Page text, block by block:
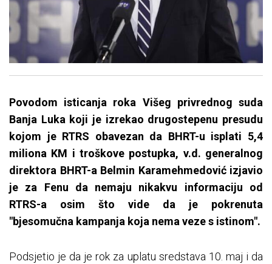
Povodom isticanja roka Višeg privrednog suda
Banja Luka koji je izrekao drugostepenu presudu
kojom je RTRS obavezan da BHRT-u isplati 5,4
miliona KM i troškove postupka, v.d. generalnog
direktora BHRT-a Belmin Karamehmedović izjavio
je za Fenu da nemaju nikakvu informaciju od
RTRS-a osim što vide da je pokrenuta
"bjesomučna kampanja koja nema veze s istinom".
Podsjetio je da je rok za uplatu sredstava 10. maj i da